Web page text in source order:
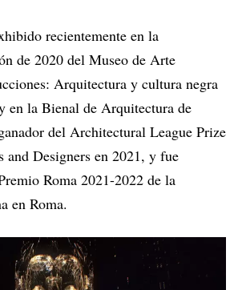
recientemente en la
de 2020 del Museo de Arte
Arquitectura y cultura negra
en la Bienal de Arquitectura de
del Architectural League Prize
Designers en 2021, y fue
Roma 2021-2022 de la
en Roma.